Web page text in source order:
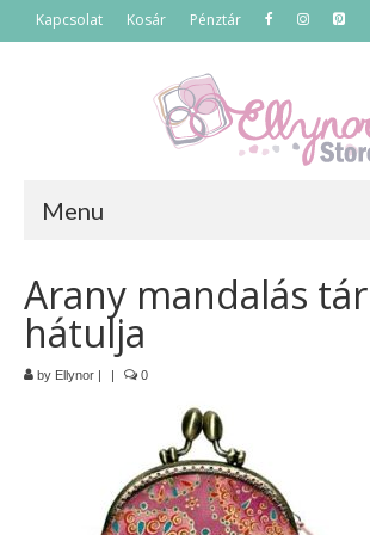
Kapcsolat Kosár Pénztár
Menu
Termékek
Szettek
Akciós termékek
Táskák
Neszeszerek
Arany mandalás
hátulja
by Ellynor | | 0